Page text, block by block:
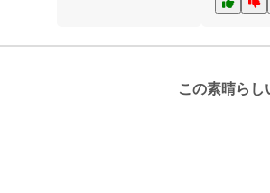
この素晴ら